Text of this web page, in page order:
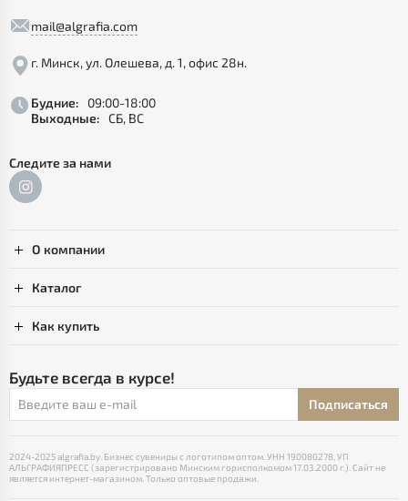
mail@algrafia.com
г. Минск, ул. Олешева, д. 1, офис 28н.
Будние:
09:00-18:00
Выходные: СБ, ВС
Следите за нами
О компании
Каталог
Как купить
Будьте всегда в курсе!
Подписаться
2024-2025 algrafia.by. Бизнес сувениры с логотипом оптом. УНН 190080278, УП
АЛЬГРАФИЯПРЕСС (зарегистрировано Минским горисполкомом 17.03.2000 г.). Сайт не
является интернет-магазином. Только оптовые продажи.